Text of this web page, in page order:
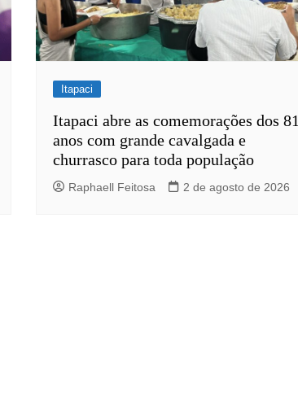
Itapaci
Itapaci abre as comemorações dos 81
anos com grande cavalgada e
churrasco para toda população
Raphaell Feitosa 2 de agosto de 2026